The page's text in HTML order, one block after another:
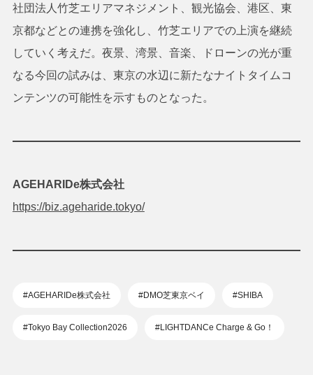
社団法人竹芝エリアマネジメント、観光協会、港区、東
京都などとの連携を強化し、竹芝エリアでの上演を継続
していく考えだ。夜景、湾景、音楽、ドローンの光が重
なる今回の試みは、東京の水辺に新たなナイトタイムコ
ンテンツの可能性を示すものとなった。
AGEHARIDe株式会社
https://biz.ageharide.tokyo/
#AGEHARIDe株式会社 #DMO芝東京ベイ #SHIBA
#Tokyo Bay Collection2026 #LIGHTDANCe Charge & Go！